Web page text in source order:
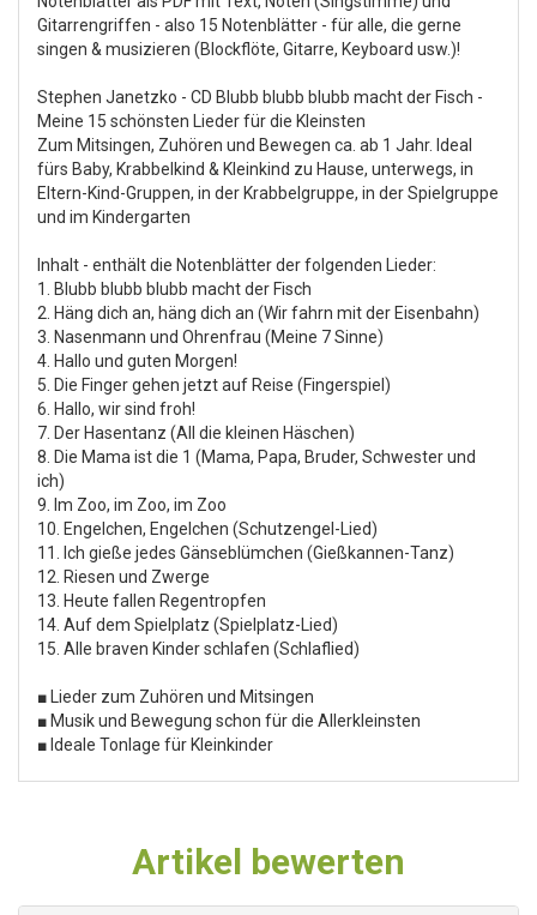
Gitarrengriffen - also 15 Notenblätter - für alle, die gerne
singen & musizieren (Blockflöte, Gitarre, Keyboard usw.)!
Stephen Janetzko - CD Blubb blubb blubb macht der Fisch -
Meine 15 schönsten Lieder für die Kleinsten
Zum Mitsingen, Zuhören und Bewegen ca. ab 1 Jahr. Ideal
fürs Baby, Krabbelkind & Kleinkind zu Hause, unterwegs, in
Eltern-Kind-Gruppen, in der Krabbelgruppe, in der Spielgruppe
und im Kindergarten
Inhalt - enthält die Notenblätter der folgenden Lieder:
1. Blubb blubb blubb macht der Fisch
2. Häng dich an, häng dich an (Wir fahrn mit der Eisenbahn)
3. Nasenmann und Ohrenfrau (Meine 7 Sinne)
4. Hallo und guten Morgen!
5. Die Finger gehen jetzt auf Reise (Fingerspiel)
6. Hallo, wir sind froh!
7. Der Hasentanz (All die kleinen Häschen)
8. Die Mama ist die 1 (Mama, Papa, Bruder, Schwester und
ich)
9. Im Zoo, im Zoo, im Zoo
10. Engelchen, Engelchen (Schutzengel-Lied)
11. Ich gieße jedes Gänseblümchen (Gießkannen-Tanz)
12. Riesen und Zwerge
13. Heute fallen Regentropfen
14. Auf dem Spielplatz (Spielplatz-Lied)
15. Alle braven Kinder schlafen (Schlaflied)
■ Lieder zum Zuhören und Mitsingen
■ Musik und Bewegung schon für die Allerkleinsten
■ Ideale Tonlage für Kleinkinder
Artikel bewerten